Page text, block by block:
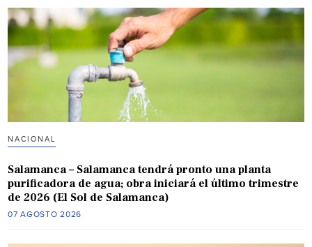
NACIONAL
Salamanca – Salamanca tendrá pronto una planta
purificadora de agua; obra iniciará el último trimestre
de 2026 (El Sol de Salamanca)
07 AGOSTO 2026